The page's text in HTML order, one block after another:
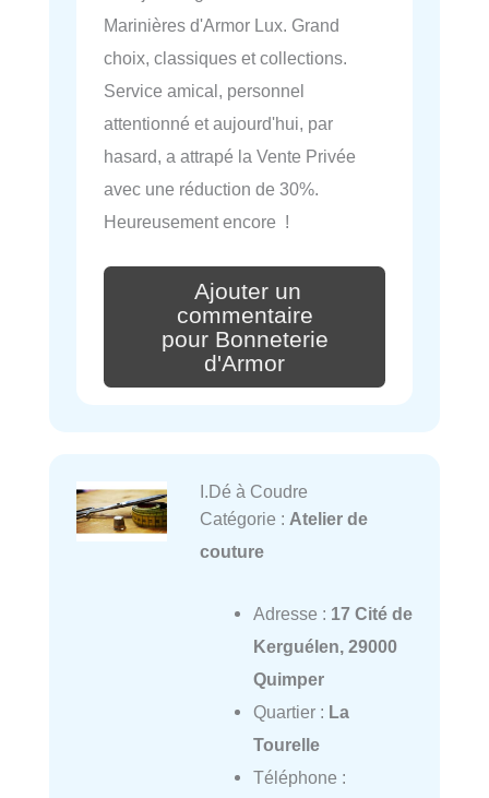
Marinières d'Armor Lux. Grand
choix, classiques et collections.
Service amical, personnel
attentionné et aujourd'hui, par
hasard, a attrapé la Vente Privée
avec une réduction de 30%.
Heureusement encore !
Ajouter un
commentaire
pour Bonneterie
d'Armor
I.Dé à Coudre
Catégorie : Atelier de
couture
Adresse : 17 Cité de
Kerguélen, 29000
Quimper
Quartier : La
Tourelle
Téléphone :